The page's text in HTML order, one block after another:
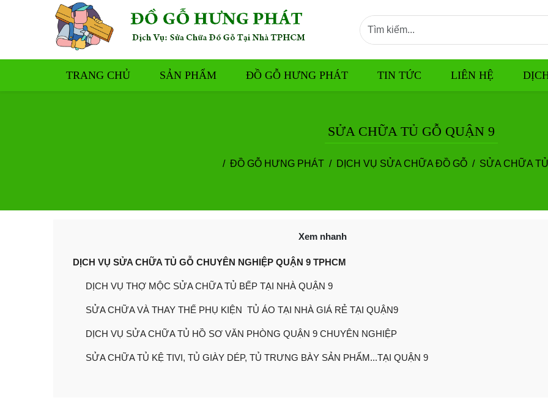
TRANG CHỦ SẢN PHẨM ĐỒ GỖ HƯNG PHÁT TIN TỨC LIÊN HỆ
SỬA CHỮA TỦ GỖ QUẬN 9
ĐỒ GỖ HƯNG PHÁT DỊCH VỤ SỬA CHỮA ĐỒ GỖ SỬA CHỮA
Xem nhanh
DỊCH VỤ SỬA CHỮA TỦ GỖ CHUYÊN NGHIỆP QUẬN 9 TPHCM
DỊCH VỤ THỢ MỘC SỬA CHỮA TỦ BẾP TẠI NHÀ QUẬN 9
SỬA CHỮA VÀ THAY THẾ PHỤ KIỆN TỦ ÁO TẠI NHÀ GIÁ RẺ TẠI QUẬN9
DỊCH VỤ SỬA CHỮA TỦ HỒ SƠ VĂN PHÒNG QUẬN 9 CHUYÊN NGHIỆP
SỬA CHỮA TỦ KỆ TIVI, TỦ GIÀY DÉP, TỦ TRƯNG BÀY SẢN PHẨM...TẠI QUẬN 9